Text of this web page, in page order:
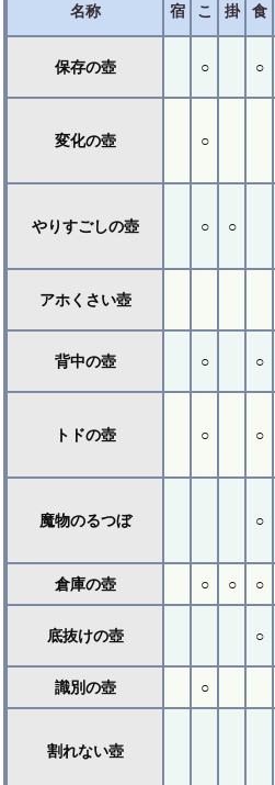
名称 宿 こ 掛 食
保存の壺 ○ ○
変化の壺 ○
やりすごしの壺 ○ ○
アホくさい壺
背中の壺 ○ ○
トドの壺 ○ ○
魔物のるつぼ ○
倉庫の壺 ○ ○ ○
底抜けの壺 ○
識別の壺 ○
割れない壺